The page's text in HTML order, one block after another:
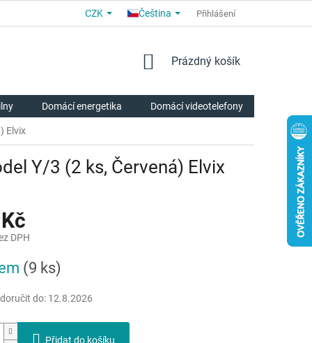
OBCHODNÍ PODMÍNKY PRO PARTNERY O NÁS
CZK Čeština Přihlášení
NÁKUPNÍ
Prázdný košík
Domácí energetika Domácí videotelefony
Elvix
Y/3 (2 ks, Červená) Elvix
DPH
(9 ks)
do: 12.8.2026
Přidat do košíku